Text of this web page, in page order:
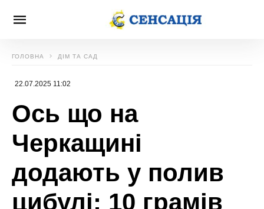
ГОЛОВНА ДІМ ТА САД
22.07.2025 11:02
Ось що на
Черкащині
додають у полив
цибулі: 10 грамів